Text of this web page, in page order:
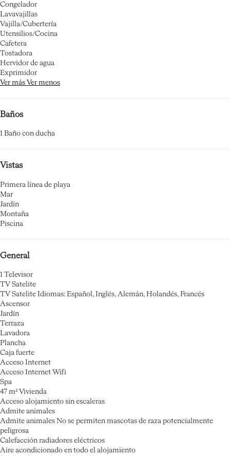
Congelador
Lavavajillas
Vajilla/Cubertería
Utensilios/Cocina
Cafetera
Tostadora
Hervidor de agua
Exprimidor
Ver más Ver menos
Baños
1 Baño con ducha
Vistas
Primera línea de playa
Mar
Jardín
Montaña
Piscina
General
1 Televisor
TV Satelite
TV Satelite Idiomas: Español, Inglés, Alemán, Holandés, Francés
Ascensor
Jardín
Terraza
Lavadora
Plancha
Caja fuerte
Acceso Internet
Acceso Internet Wifi
Spa
47 m² Vivienda
Acceso alojamiento sin escaleras
Admite animales
Admite animales No se permiten mascotas de raza potencialmente
peligrosa
Calefacción radiadores eléctricos
Aire acondicionado en todo el alojamiento